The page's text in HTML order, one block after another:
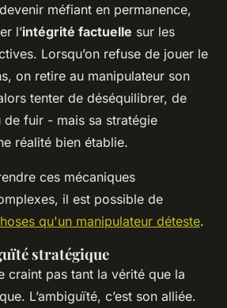
méfiant en permanence,
l’intégrité factuelle sur les
Lorsqu’on refuse de jouer le
on retire au manipulateur son
tenter de déséquilibrer, de
de fuir - mais sa stratégie
réalité bien établie.
ces mécaniques
il est possible de
qu'un manipulateur déteste.
stratégique
craint pas tant la vérité que la
L’ambiguïté, c’est son alliée.